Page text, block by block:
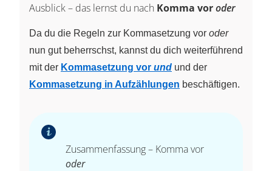
Ausblick – das lernst du nach Komma voroder
Da du die Regeln zur Kommasetzung vor oder
nun gut beherrschst, kannst du dich weiterführend
mit der Kommasetzung vor und und der
Kommasetzung in Aufzählungen beschäftigen.
Zusammenfassung – Komma vor
oder